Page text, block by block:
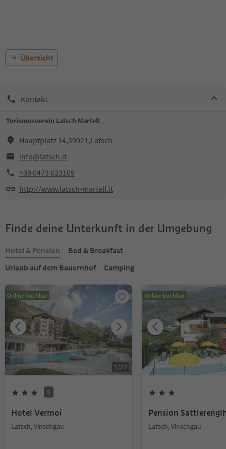
Übersicht
Kontakt
Torismusverein Latsch Martell
Hauptplatz 14,39021,Latsch
info@latsch.it
+39 0473 623109
http://www.latsch-martell.it
Finde deine Unterkunft in der Umgebung
Hotel & Pension
Bed & Breakfast
Urlaub auf dem Bauernhof
Camping
Online buchbar
1/22
S
Hotel Vermoi
Latsch, Vinschgau
Online buchbar
Pension
Latsch, Vinschgau